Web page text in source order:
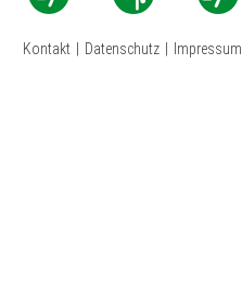
Kontakt Datenschutz Impressum